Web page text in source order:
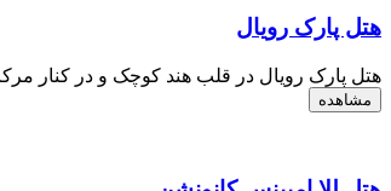
هتل پارک رویال
هتل پارک رویال در قلب هند کوچک و در کنار مرکز ​​خرید 24 ساعته مصطفی پارادایس جای گرفته
مشاهده